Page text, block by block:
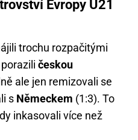
Evropy U21
trochu rozpačitými
českou
ale jen remizovali se
s Německem (1:3). To
inkasovali více než